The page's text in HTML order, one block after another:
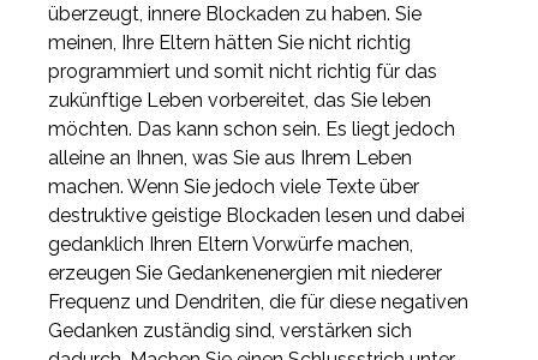
überzeugt, innere Blockaden zu haben. Sie
meinen, Ihre Eltern hätten Sie nicht richtig
programmiert und somit nicht richtig für das
zukünftige Leben vorbereitet, das Sie leben
möchten. Das kann schon sein. Es liegt jedoch
alleine an Ihnen, was Sie aus Ihrem Leben
machen. Wenn Sie jedoch viele Texte über
destruktive geistige Blockaden lesen und dabei
gedanklich Ihren Eltern Vorwürfe machen,
erzeugen Sie Gedankenenergien mit niederer
Frequenz und Dendriten, die für diese negativen
Gedanken zuständig sind, verstärken sich